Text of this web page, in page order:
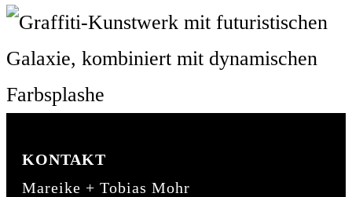
KONTAKT
Mareike + Tobias Mohr